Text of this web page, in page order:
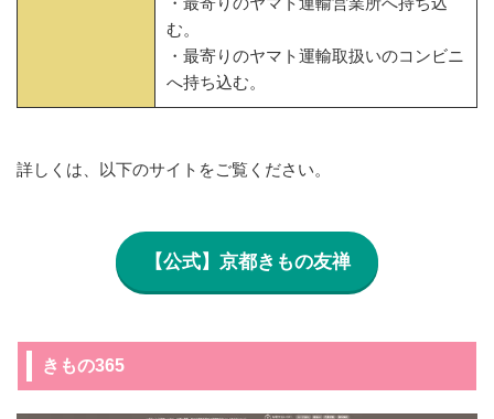
む。
・最寄りのヤマト運輸取扱いのコンビニ
へ持ち込む。
詳しくは、以下のサイトをご覧ください。
【公式】京都きもの友禅
きもの365